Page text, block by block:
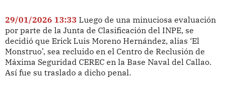
29/01/2026 13:33 Luego de una minuciosa evaluación
por parte de la Junta de Clasificación del INPE, se
decidió que Erick Luis Moreno Hernández, alias ‘El
Monstruo’, sea recluido en el Centro de Reclusión de
Máxima Seguridad CEREC en la Base Naval del Callao.
Así fue su traslado a dicho penal.